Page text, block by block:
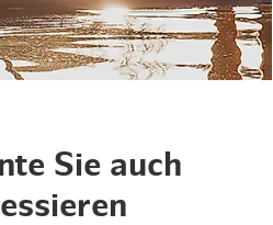
Sie auch